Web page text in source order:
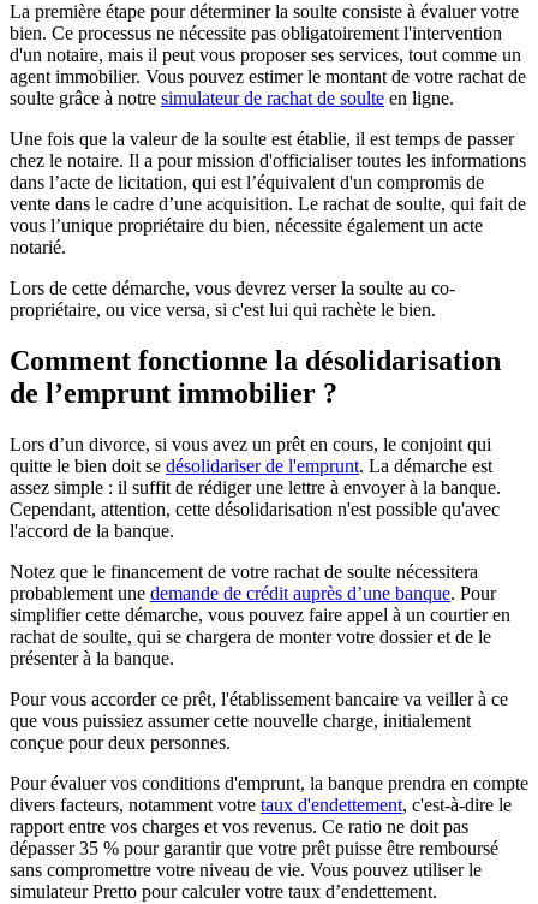
La première étape pour déterminer la soulte consiste à évaluer votre
bien. Ce processus ne nécessite pas obligatoirement l'intervention
d'un notaire, mais il peut vous proposer ses services, tout comme un
agent immobilier. Vous pouvez estimer le montant de votre rachat de
soulte grâce à notre simulateur de rachat de soulte en ligne.
Une fois que la valeur de la soulte est établie, il est temps de passer
chez le notaire. Il a pour mission d'officialiser toutes les informations
dans l’acte de licitation, qui est l’équivalent d'un compromis de
vente dans le cadre d’une acquisition. Le rachat de soulte, qui fait de
vous l’unique propriétaire du bien, nécessite également un acte
notarié.
Lors de cette démarche, vous devrez verser la soulte au co-
propriétaire, ou vice versa, si c'est lui qui rachète le bien.
Comment fonctionne la désolidarisation
de l’emprunt immobilier ?
Lors d’un divorce, si vous avez un prêt en cours, le conjoint qui
quitte le bien doit se désolidariser de l'emprunt. La démarche est
assez simple : il suffit de rédiger une lettre à envoyer à la banque.
Cependant, attention, cette désolidarisation n'est possible qu'avec
l'accord de la banque.
Notez que le financement de votre rachat de soulte nécessitera
probablement une demande de crédit auprès d’une banque. Pour
simplifier cette démarche, vous pouvez faire appel à un courtier en
rachat de soulte, qui se chargera de monter votre dossier et de le
présenter à la banque.
Pour vous accorder ce prêt, l'établissement bancaire va veiller à ce
que vous puissiez assumer cette nouvelle charge, initialement
conçue pour deux personnes.
Pour évaluer vos conditions d'emprunt, la banque prendra en compte
divers facteurs, notamment votre taux d'endettement, c'est-à-dire le
rapport entre vos charges et vos revenus. Ce ratio ne doit pas
dépasser 35 % pour garantir que votre prêt puisse être remboursé
sans compromettre votre niveau de vie. Vous pouvez utiliser le
simulateur Pretto pour calculer votre taux d’endettement.